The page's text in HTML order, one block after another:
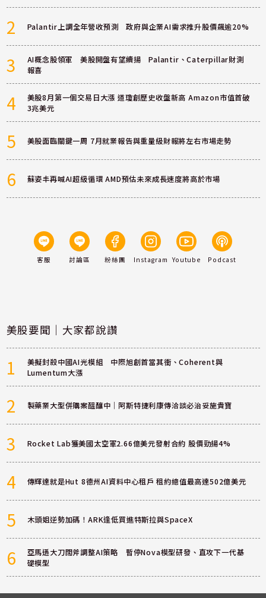
2 Palantir上調全年營收預測 政府與企業AI需求推升股價飆逾20%
3
AI概念股領軍 美股開盤有望續揚 Palantir、Caterpillar財測
報喜
4
美股8月第一個交易日大漲 道瓊創歷史收盤新高 Amazon市值首破
3兆美元
5 美股面臨關鍵一周 7月就業報告與重量級財報將左右市場走勢
6 蘇姿丰再喊AI超級循環 AMD預估未來成長速度將高於市場
客服 討論區 粉絲團 Instagram Youtube Podcast
美股要聞｜大家都說讚
1
美擬封殺中國AI光模組 中際旭創首當其衝、Coherent與
Lumentum大漲
2 製藥業大型併購案醞釀中｜阿斯特捷利康傳洽談必治妥施貴寶
3 Rocket Lab獲美國太空軍2.66億美元發射合約 股價勁揚4%
4 傳輝達就是Hut 8德州AI資料中心租戶 租約總值最高達502億美元
5 木頭姐逆勢加碼！ARK逢低買進特斯拉與SpaceX
6
亞馬遜大刀闊斧調整AI策略 暫停Nova模型研發、直攻下一代基
礎模型